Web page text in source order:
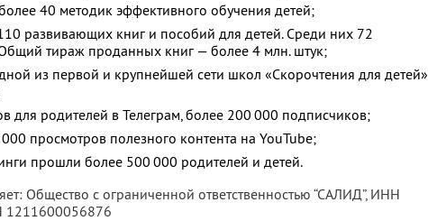
40 методик эффективного обучения детей;
развивающих книг и пособий для детей. Среди них 72
Общий тираж проданных книг — более 4 млн. штук;
из первой и крупнейшей сети школ «Скорочтения для детей»
для родителей в Телеграм, более 200 000 подписчиков;
просмотров полезного контента на YouTube;
прошли более 500 000 родителей и детей.
Общество с ограниченной ответственностью “САЛИД”, ИНН
1211600056876